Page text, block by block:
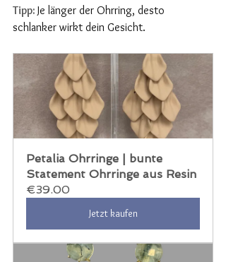
Tipp: Je länger der Ohrring, desto
schlanker wirkt dein Gesicht.
Petalia Ohrringe | bunte
Statement Ohrringe aus Resin
€39.00
Jetzt kaufen